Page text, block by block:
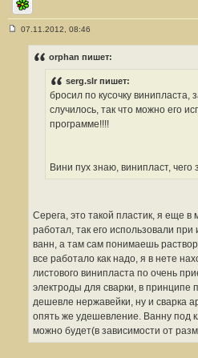
ICQ
07.11.2012, 08:46
orphan пишет:
serg.slr пишет:
бросил по кусочку винипласта,
случилось, так что можно его
программе!!!!
Вини пух знаю, винипласт, чего
Серега, это такой пластик, я еще в
работал, так его использовали при
ванн, а там сам понимаешь
все работало как надо, я в нете
листового винипласта по очень
электроды для сварки, в принципе
дешевле нержавейки, ну и сварка
опять же удешевление. Ванну под
можно будет(в зависимости от